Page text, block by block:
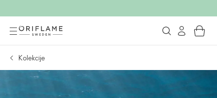
Kolekcije